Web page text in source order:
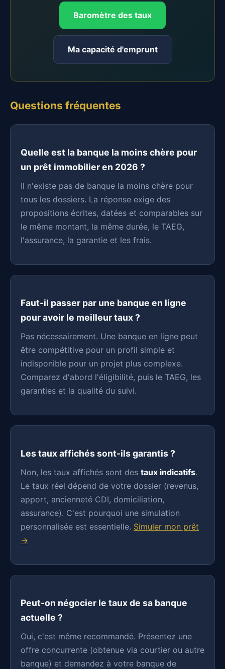
Baromètre des taux
Ma capacité d'emprunt
Questions fréquentes
Quelle est la banque la moins chère pour
un prêt immobilier en 2026 ?
Il n'existe pas de banque la moins chère pour
tous les dossiers. La réponse exige des
propositions écrites, datées et comparables sur
le même montant, la même durée, le TAEG,
l'assurance, la garantie et les frais.
Faut-il passer par une banque en ligne
pour avoir le meilleur taux ?
Pas nécessairement. Une banque en ligne peut
être compétitive pour un profil simple et
indisponible pour un projet plus complexe.
Comparez d'abord l'éligibilité, puis le TAEG, les
garanties et la qualité du suivi.
Les taux affichés sont-ils garantis ?
Non, les taux affichés sont des taux indicatifs.
Le taux réel dépend de votre dossier (revenus,
apport, ancienneté CDI, domiciliation,
assurance). C'est pourquoi une simulation
personnalisée est essentielle. Simuler mon prêt
→
Peut-on négocier le taux de sa banque
actuelle ?
Oui, c'est même recommandé. Présentez une
offre concurrente (obtenue via courtier ou autre
banque) et demandez à votre banque de